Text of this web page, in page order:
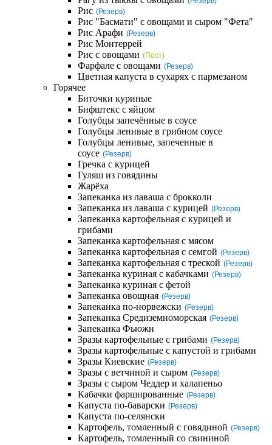
Рис (Резерв)
Рис "Басмати" с овощами и сыром "Фета"
Рис Арафи (Резерв)
Рис Монтеррей
Рис с овощами (Пост)
Фарфале с овощами (Резерв)
Цветная капуста в сухарях с пармезаном
Горячее
Биточки куриные
Бифштекс с яйцом
Голубцы запечённые в соусе
Голубцы ленивые в грибном соусе
Голубцы ленивые, запеченные в
соусе (Резерв)
Гречка с курицей
Гуляш из говядины
Жарёха
Запеканка из лаваша с брокколи
Запеканка из лаваша с курицей (Резерв)
Запеканка картофельная с курицей и
грибами
Запеканка картофельная с мясом
Запеканка картофельная с семгой (Резерв)
Запеканка картофельная с треской (Резерв)
Запеканка куриная с кабачками (Резерв)
Запеканка куриная с фетой
Запеканка овощная (Резерв)
Запеканка по-норвежски (Резерв)
Запеканка Средиземноморская (Резерв)
Запеканка Фьюжн
Зразы картофельные с грибами (Резерв)
Зразы картофельные с капустой и грибами
Зразы Киевские (Резерв)
Зразы с ветчиной и сыром (Резерв)
Зразы с сыром Чеддер и халапеньо
Кабачки фаршированные (Резерв)
Капуста по-баварски (Резерв)
Капуста по-селянски
Картофель, томленный с говядиной (Резерв)
Картофель, томленный со свининой